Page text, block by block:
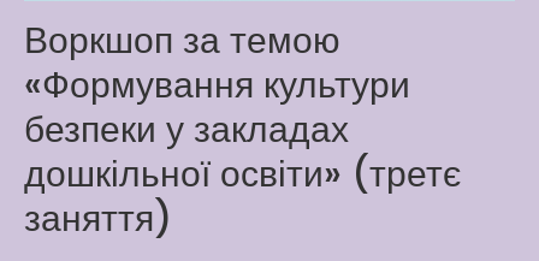
Kiddie
Воркшоп за темою
«Формування культури
безпеки у закладах
дошкільної освіти» (третє
заняття)